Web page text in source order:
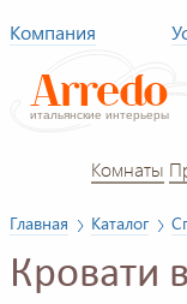
Компания
Комнаты
Главная Каталог
Кровати